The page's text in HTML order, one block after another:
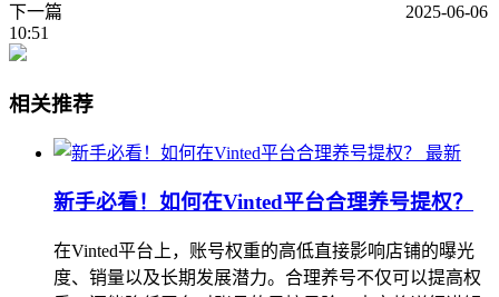
下一篇
2025-06-06
10:51
相关推荐
最新
新手必看！如何在Vinted平台合理养号提权？
在Vinted平台上，账号权重的高低直接影响店铺的曝光
度、销量以及长期发展潜力。合理养号不仅可以提高权